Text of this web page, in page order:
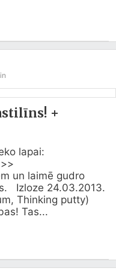
+
lapai:
Izloze 24.03.2013.
Thinking putty)
Tas...